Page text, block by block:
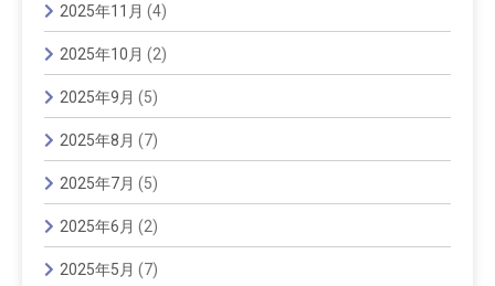
2025年11月 (4)
2025年10月 (2)
2025年9月 (5)
2025年8月 (7)
2025年7月 (5)
2025年6月 (2)
2025年5月 (7)